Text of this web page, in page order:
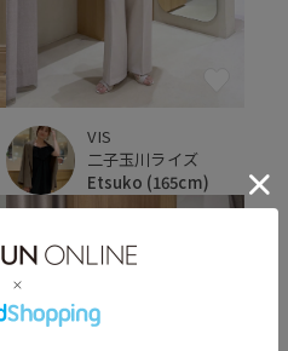
VIS
二子玉川ライズ
Etsuko (165cm)